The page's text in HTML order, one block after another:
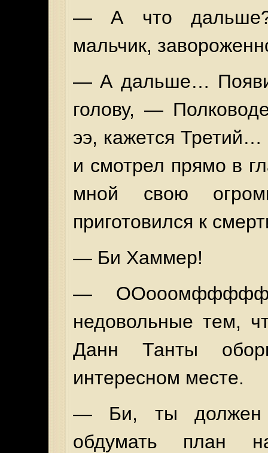
— А что
мальчик,
— А дальше…
голову, —
ээ, кажется
и смотрел прямо в
мной свою
приготовился к
— Би Хаммер!
—
недовольные тем,
Данн Танты
интересном месте.
— Би, ты должен
обдумать план